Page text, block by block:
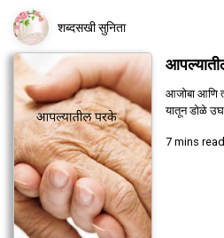
शब्दसखी सुनिता
आजोबा आणि
यातून डोळे
7 mins read